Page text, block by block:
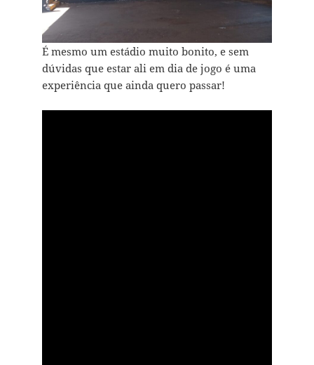
É mesmo um estádio muito bonito, e sem
dúvidas que estar ali em dia de jogo é uma
experiência que ainda quero passar!